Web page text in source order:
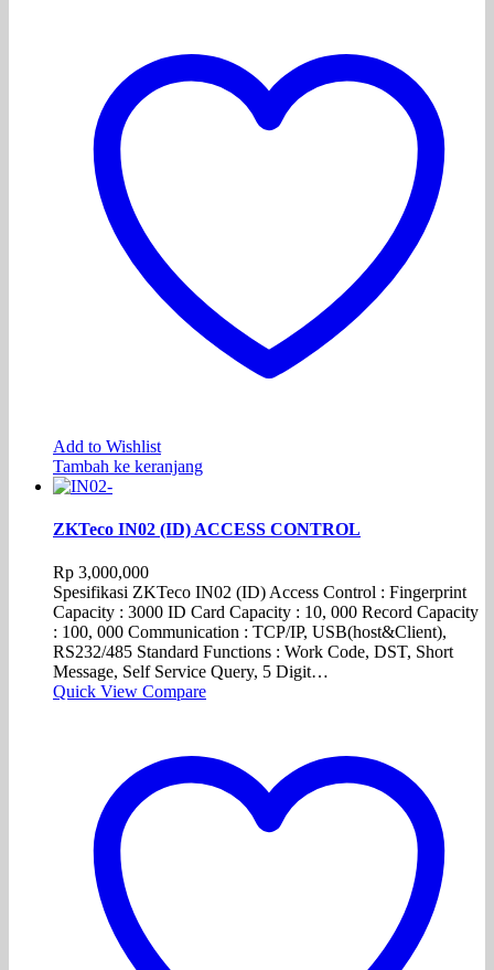
Add to Wishlist
Tambah ke keranjang
ZKTeco IN02 (ID) ACCESS CONTROL
Rp 3,000,000
Spesifikasi ZKTeco IN02 (ID) Access Control : Fingerprint
Capacity : 3000 ID Card Capacity : 10, 000 Record Capacity
: 100, 000 Communication : TCP/IP, USB(host&Client),
RS232/485 Standard Functions : Work Code, DST, Short
Message, Self Service Query, 5 Digit…
Quick View Compare